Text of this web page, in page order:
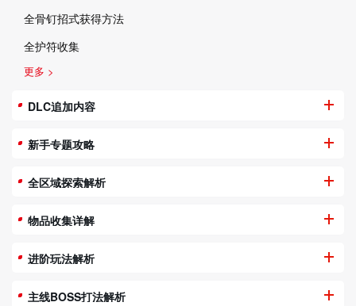
全骨钉招式获得方法
全护符收集
更多 >
DLC追加内容
新手专题攻略
全区域探索解析
物品收集详解
进阶玩法解析
主线BOSS打法解析